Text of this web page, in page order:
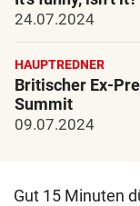
24.07.2024
HAUPTREDNER
Britischer Ex-
Summit
09.07.2024
Gut 15 Minuten